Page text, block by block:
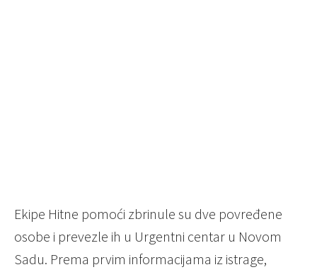
Ekipe Hitne pomoći zbrinule su dve povređene
osobe i prevezle ih u Urgentni centar u Novom
Sadu. Prema prvim informacijama iz istrage,